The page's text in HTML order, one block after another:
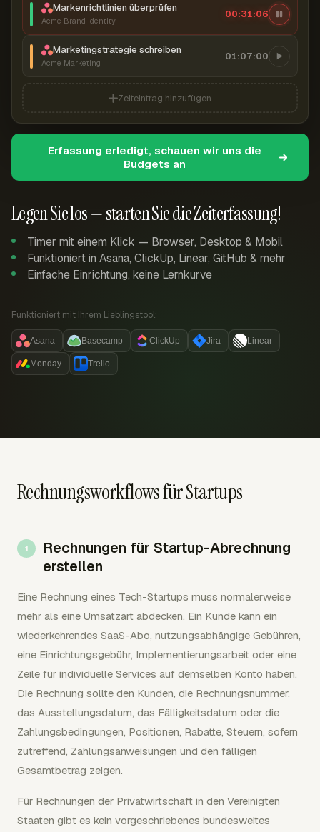
Legen Sie los — starten Sie die Zeiterfassung!
Timer mit einem Klick — Browser, Desktop & Mobil
Funktioniert in Asana, ClickUp, Linear, GitHub & mehr
Einfache Einrichtung, keine Lernkurve
Funktioniert mit Ihrem Lieblingstool:
Asana Basecamp ClickUp Jira Linear
Monday Trello
Markenrichtlinien überprüfen
Acme Brand Identity
00:31:07
Marketingstrategie schreiben
Acme Marketing
01:07:00
Zeiteintrag hinzufügen
Erfassung erledigt, schauen wir uns die
Budgets an
Rechnungsworkflows für Startups
Rechnungen für Startup-Abrechnung
erstellen
Eine Rechnung eines Tech-Startups muss normalerweise
mehr als eine Umsatzart abdecken. Ein Kunde kann ein
wiederkehrendes SaaS-Abo, nutzungsabhängige Gebühren,
eine Einrichtungsgebühr, Implementierungsarbeit oder eine
Zeile für individuelle Services auf demselben Konto haben.
Die Rechnung sollte den Kunden, die Rechnungsnummer,
das Ausstellungsdatum, das Fälligkeitsdatum oder die
Zahlungsbedingungen, Positionen, Rabatte, Steuern, sofern
zutreffend, Zahlungsanweisungen und den fälligen
Gesamtbetrag zeigen.
Für Rechnungen der Privatwirtschaft in den Vereinigten
Staaten gibt es kein vorgeschriebenes bundesweites